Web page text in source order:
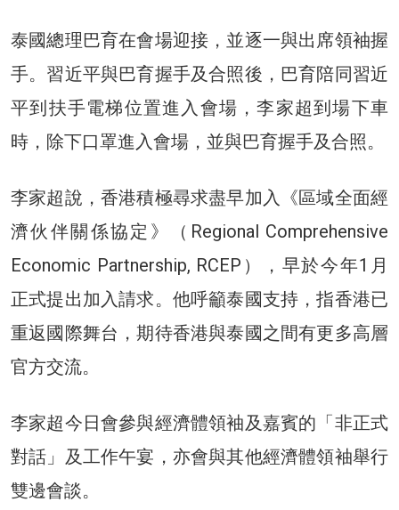
泰國總理巴育在會場迎接，並逐一與出席領袖握
手。習近平與巴育握手及合照後，巴育陪同習近
平到扶手電梯位置進入會場，李家超到場下車
時，除下口罩進入會場，並與巴育握手及合照。
李家超說，香港積極尋求盡早加入《區域全面經
濟伙伴關係協定》（Regional Comprehensive
Economic Partnership, RCEP），早於今年1月
正式提出加入請求。他呼籲泰國支持，指香港已
重返國際舞台，期待香港與泰國之間有更多高層
官方交流。
李家超今日會參與經濟體領袖及嘉賓的「非正式
對話」及工作午宴，亦會與其他經濟體領袖舉行
雙邊會談。